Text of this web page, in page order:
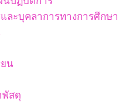
ละบุคลาการทางการศึกษา
ยน
พัสดุ